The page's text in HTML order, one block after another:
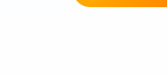
的利率，快捷计算出您